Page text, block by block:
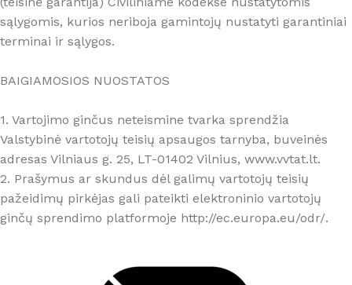
sąlygomis, kurios neriboja gamintojų nustatyti garantiniai
terminai ir sąlygos.
BAIGIAMOSIOS NUOSTATOS
1. Vartojimo ginčus neteismine tvarka sprendžia
Valstybinė vartotojų teisių apsaugos tarnyba, buveinės
adresas Vilniaus g. 25, LT-01402 Vilnius, www.vvtat.lt.
2. Prašymus ar skundus dėl galimų vartotojų teisių
pažeidimų pirkėjas gali pateikti elektroninio vartotojų
ginčų sprendimo platformoje http://ec.europa.eu/odr/.